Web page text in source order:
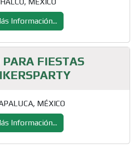
Información...
PARA FIESTAS
MÉXICO
Información...